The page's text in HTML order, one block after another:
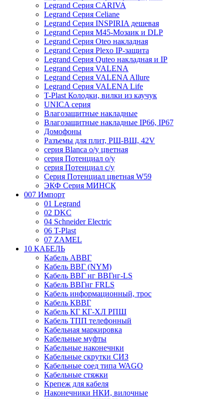
Legrand Серия CARIVA
Legrand Серия Celiane
Legrand Серия INSPIRIA дешевая
Legrand Серия M45-Мозаик и DLP
Legrand Серия Oteo накладная
Legrand Серия Plexo IP-защита
Legrand Серия Quteo накладная и IP
Legrand Серия VALENA
Legrand Серия VALENA Allure
Legrand Серия VALENA Life
T-Plast Колодки, вилки из каучук
UNICA серия
Влагозащитные накладные
Влагозащитные накладные IP66, IP67
Домофоны
Разъемы для плит, РШ-ВШ, 42V
серия Blanca о/у цветная
серия Потенциал о/у
серия Потенциал с/у
Серия Потенциал цветная W59
ЭКФ Серия МИНСК
007 Импорт
01 Legrand
02 DKC
04 Schneider Electric
06 T-Plast
07 ZAMEL
10 КАБЕЛЬ
Кабель АВВГ
Кабель ВВГ (NYM)
Кабель ВВГ нг ВВГнг-LS
Кабель ВВГнг FRLS
Кабель информационный, трос
Кабель КВВГ
Кабель КГ КГ-ХЛ РПШ
Кабель ТПП телефонный
Кабельная маркировка
Кабельные муфты
Кабельные наконечнки
Кабельные скрутки СИЗ
Кабельные соед типа WAGO
Кабельные стяжки
Крепеж для кабеля
Наконечники НКИ, вилочные